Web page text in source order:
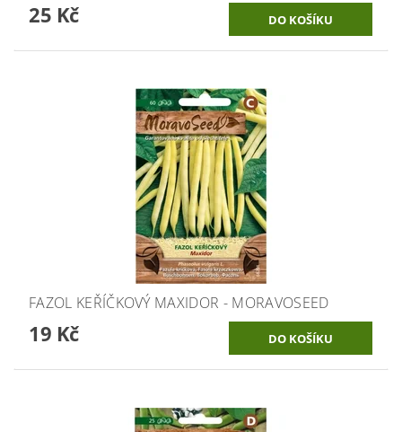
25 Kč
FAZOL KEŘÍČKOVÝ MAXIDOR - MORAVOSEED
19 Kč